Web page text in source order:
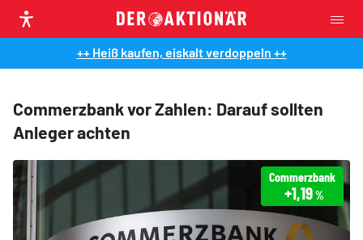
++ Heiß kaufen, eiskalt verdoppeln ++
Commerzbank vor Zahlen: Darauf sollten
Anleger achten
Commerzbank
+1,19 %